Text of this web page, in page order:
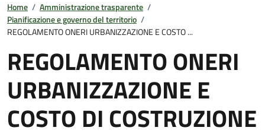
Home / Amministrazione trasparente /
Pianificazione e governo del territorio /
REGOLAMENTO ONERI URBANIZZAZIONE E COSTO ...
REGOLAMENTO ONERI
URBANIZZAZIONE E
COSTO DI COSTRUZIONE